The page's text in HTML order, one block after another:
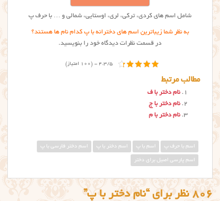
شامل اسم های کردی، ترکی، لری، اوستایی، شمالی و … با حرف پ
به نظر شما زیباترین اسم های دخترانه با پ کدام نام ها هستند؟
در قسمت نظرات دیدگاه خود را بنویسید.
4.3/5 - (100 امتیاز)
مطالب مرتبط
نام دختر با ف
نام دختر با ج
نام دختر با م
اسم با حرف پ اسم با پ اسم دختر با پ اسم دختر فارسی با پ
اسم پارسی اصیل برای دختر
806 نظر برای “نام دختر با پ”